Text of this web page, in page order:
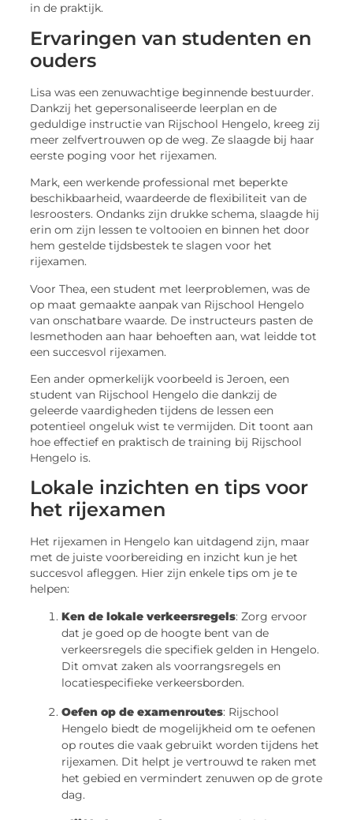
in de praktijk.
Ervaringen van studenten en
ouders
Lisa was een zenuwachtige beginnende bestuurder.
Dankzij het gepersonaliseerde leerplan en de
geduldige instructie van Rijschool Hengelo, kreeg zij
meer zelfvertrouwen op de weg. Ze slaagde bij haar
eerste poging voor het rijexamen.
Mark, een werkende professional met beperkte
beschikbaarheid, waardeerde de flexibiliteit van de
lesroosters. Ondanks zijn drukke schema, slaagde hij
erin om zijn lessen te voltooien en binnen het door
hem gestelde tijdsbestek te slagen voor het
rijexamen.
Voor Thea, een student met leerproblemen, was de
op maat gemaakte aanpak van Rijschool Hengelo
van onschatbare waarde. De instructeurs pasten de
lesmethoden aan haar behoeften aan, wat leidde tot
een succesvol rijexamen.
Een ander opmerkelijk voorbeeld is Jeroen, een
student van Rijschool Hengelo die dankzij de
geleerde vaardigheden tijdens de lessen een
potentieel ongeluk wist te vermijden. Dit toont aan
hoe effectief en praktisch de training bij Rijschool
Hengelo is.
Lokale inzichten en tips voor
het rijexamen
Het rijexamen in Hengelo kan uitdagend zijn, maar
met de juiste voorbereiding en inzicht kun je het
succesvol afleggen. Hier zijn enkele tips om je te
helpen:
Ken de lokale verkeersregels: Zorg ervoor
dat je goed op de hoogte bent van de
verkeersregels die specifiek gelden in Hengelo.
Dit omvat zaken als voorrangsregels en
locatiespecifieke verkeersborden.
Oefen op de examenroutes: Rijschool
Hengelo biedt de mogelijkheid om te oefenen
op routes die vaak gebruikt worden tijdens het
rijexamen. Dit helpt je vertrouwd te raken met
het gebied en vermindert zenuwen op de grote
dag.